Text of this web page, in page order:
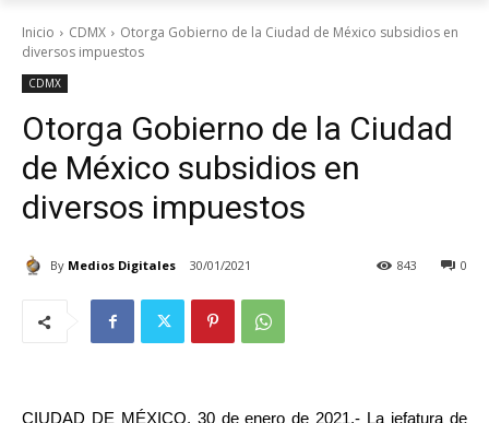
Inicio CDMX
Otorga Gobierno de la Ciudad de México subsidios en
diversos impuestos
CDMX
Otorga Gobierno de la Ciudad
de México subsidios en
diversos impuestos
By Medios Digitales 30/01/2021 0
843
CIUDAD DE MÉXICO, 30 de enero de 2021.- La jefatura de